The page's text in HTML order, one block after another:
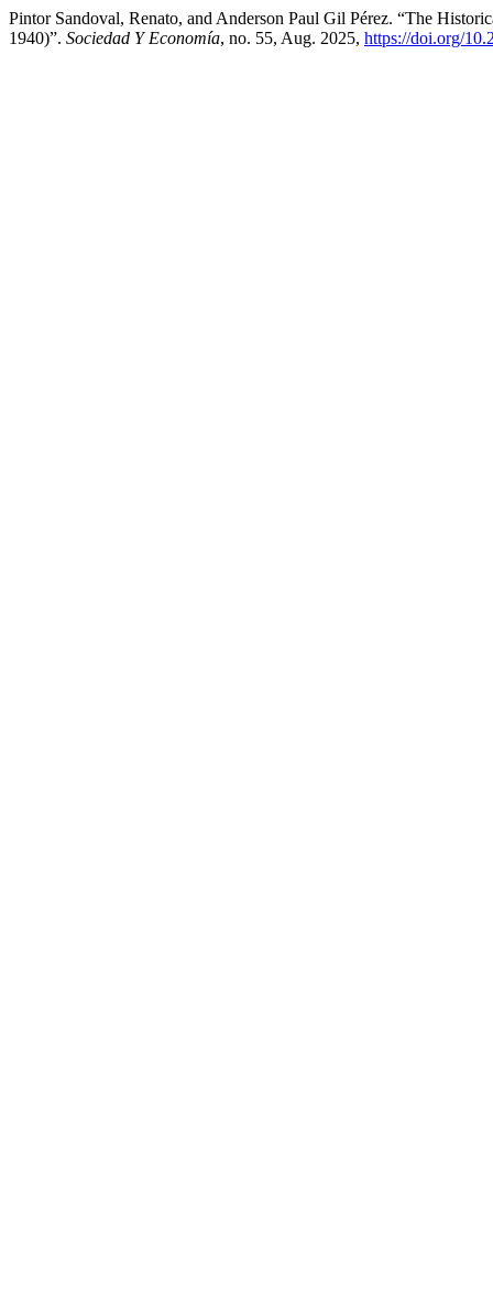
Pintor Sandoval, Renato, and Anderson Paul Gil Pérez. “The
1940)”. Sociedad Y Economía, no. 55, Aug. 2025, https://doi.org/